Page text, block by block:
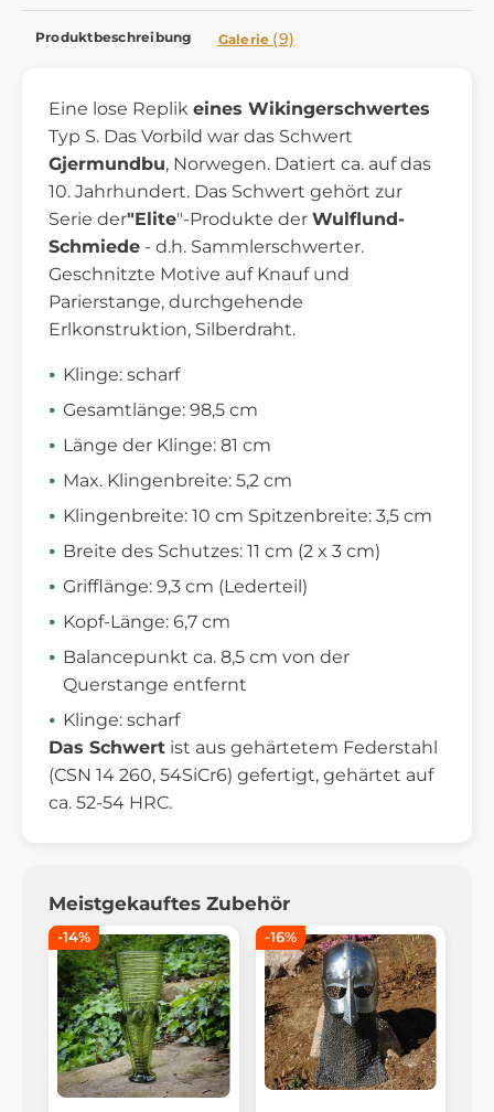
Produktbeschreibung Galerie (9)
Eine lose Replik eines Wikingerschwertes
Typ S. Das Vorbild war das Schwert
Gjermundbu, Norwegen. Datiert ca. auf das
10. Jahrhundert. Das Schwert gehört zur
Serie der"Elite"-Produkte der Wulflund-
Schmiede - d.h. Sammlerschwerter.
Geschnitzte Motive auf Knauf und
Parierstange, durchgehende
Erlkonstruktion, Silberdraht.
Klinge: scharf
Gesamtlänge: 98,5 cm
Länge der Klinge: 81 cm
Max. Klingenbreite: 5,2 cm
Klingenbreite: 10 cm Spitzenbreite: 3,5 cm
Breite des Schutzes: 11 cm (2 x 3 cm)
Grifflänge: 9,3 cm (Lederteil)
Kopf-Länge: 6,7 cm
Balancepunkt ca. 8,5 cm von der
Querstange entfernt
Klinge: scharf
Das Schwert ist aus gehärtetem Federstahl
(CSN 14 260, 54SiCr6) gefertigt, gehärtet auf
ca. 52-54 HRC.
Meistgekauftes Zubehör
-14% -16%